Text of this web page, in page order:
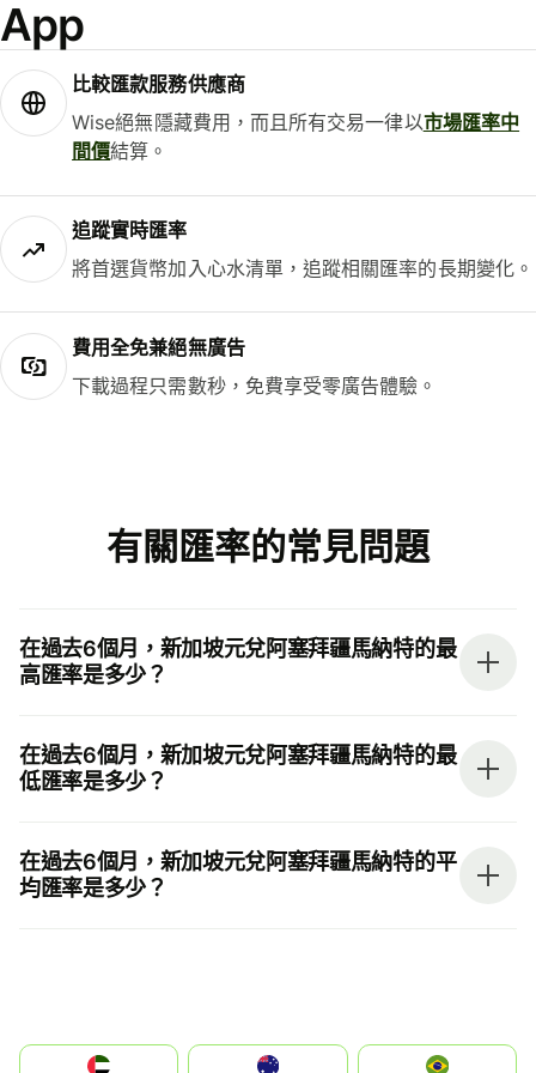
App
比較匯款服務供應商
Wise絕無隱藏費用，而且所有交易一律以市場匯率中
間價結算。
追蹤實時匯率
將首選貨幣加入心水清單，追蹤相關匯率的長期變化。
費用全免兼絕無廣告
下載過程只需數秒，免費享受零廣告體驗。
有關匯率的常見問題
在過去6個月，新加坡元兌阿塞拜疆馬納特的最
高匯率是多少？
在過去6個月，新加坡元兌阿塞拜疆馬納特的最
低匯率是多少？
在過去6個月，新加坡元兌阿塞拜疆馬納特的平
均匯率是多少？
الإمارات العربية المتحدة